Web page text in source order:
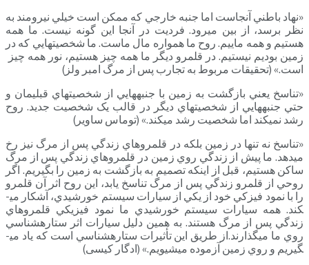
«نهاد باطني آنجاست اما جنبه خارجي که ممکن است خيلي نيرومند به
نظر برسد، از بين مي­رود. فرديت در آنجا اين گونه نيست. ما همه
هستيم و همه ماييم. روح ما همواره مال ماست. ما شخصيت­هايي که در
زمين بوديم نيستيم. در قلمرو ديگر ما همه چيز هستيم، نور همه چيز
است.» (تحقيقات مربوط به تجارب پس از مرگ امبر ولز)
«تناسخ يعني بازگشت به زمين با جنبه­هايي از شخصيت­هاي قبلي­مان و
حتي جنبه­هايي از شخصيت­هاي ديگر در قالب يک شخصيت جديد. روح
رشد نمي­کند اما شخصيت رشد مي­کند.» (توماس ساوير)
«تناسخ نه تنها در زمين بلکه در قلمروهاي زندگي پس از مرگ نيز رخ
مي­دهد. ما پيش از زندگي روي زمين در قلمروهاي زندگي پس از مرگ
ساکن هستيم، قبل از اينکه تصميم به بازگشت به زمين را بگيريم. اگر
روحي از قلمرو زندگي پس از مرگ تناسخ يابد، اين روح اثر آن قلمرو
را با نمود فيزکي خود از يکي از سيارات سيستم خورشيدي، آشکار مي­
کند. همه سيارات سيستم خورشيدي ما نمود فيزيکي قلمروهاي
زندگي پس از مرگ هستند. به همين دليل سيارات اثر ستاره­شناسي
روي ما مي­گذارند.از طريق اين تأثيرات ستاره­شناسي است که ياد مي­
گيريم و روي زمين آزموده مي­شيويم.» (ادگار کیسی)